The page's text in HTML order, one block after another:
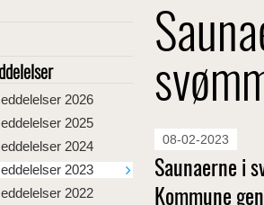
2026
2025
2024
2023
2022
08-02-2023
Saunaerne i
Kommune